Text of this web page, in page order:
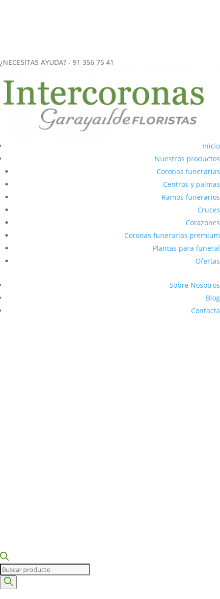
¿NECESITAS AYUDA? - 91 356 75 41
Inicio
Nuestros productos
Coronas funerarias
Centros y palmas
Ramos funerarios
Cruces
Corazones
Coronas funerarias premium
Plantas para funeral
Ofertas
Sobre Nosotros
Blog
Contacta
Búsqueda
de
productos